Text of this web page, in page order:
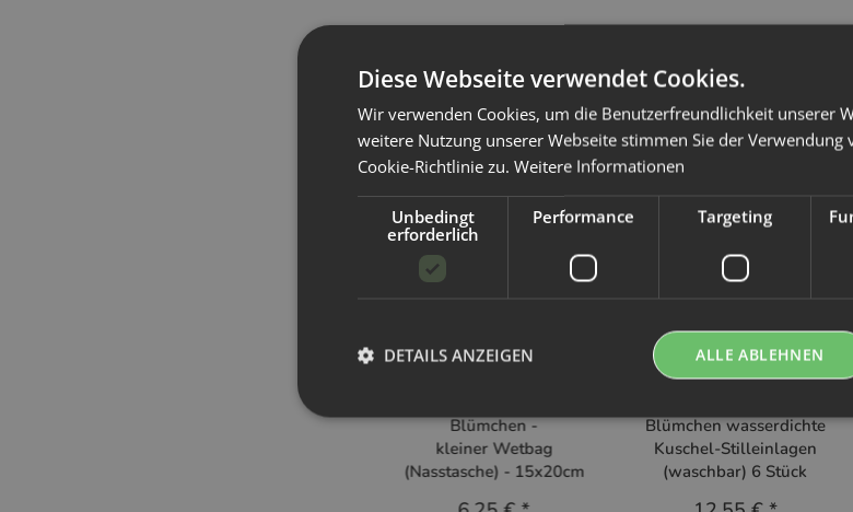
Alternative Artikel
Blümchen -
kleiner Wetbag
(Nasstasche) - 15x20cm
Blümchen
Blümchen wasserdichte
Kuschel-Stilleinlagen
(waschbar) 6 Stück
Diese Webseite verwendet Cookies.
Wir verwenden Cookies, um die Benutzerfreundlichkeit unserer
weitere Nutzung unserer Webseite stimmen Sie der Verwendung
Cookie-Richtlinie zu. Weitere Informationen
Unbedingt
erforderlich
Performance Targeting
ALLE ABLEHNEN
DETAILS ANZEIGEN